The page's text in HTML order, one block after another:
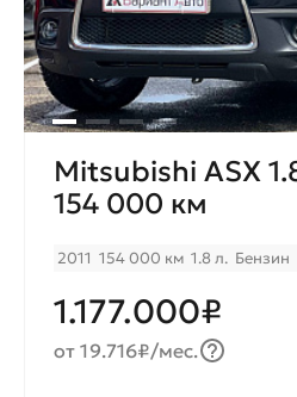
Mitsubishi ASX
154 000 км
2011 154 000 км 1.8 л. Бензин
1.177.000₽
от 19.716₽/мес.